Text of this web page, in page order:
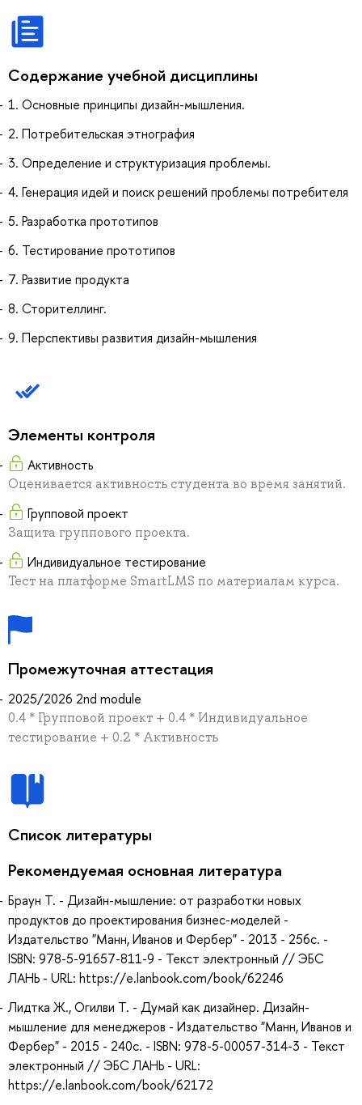
Содержание учебной дисциплины
1. Основные принципы дизайн-мышления.
2. Потребительская этнография
3. Определение и структуризация проблемы.
4. Генерация идей и поиск решений проблемы потребителя
5. Разработка прототипов
6. Тестирование прототипов
7. Развитие продукта
8. Сторителлинг.
9. Перспективы развития дизайн-мышления
Элементы контроля
Активность
Оценивается активность студента во время занятий.
Групповой проект
Защита группового проекта.
Индивидуальное тестирование
Тест на платформе SmartLMS по материалам курса.
Промежуточная аттестация
2025/2026 2nd module
0.4 * Групповой проект + 0.4 * Индивидуальное
тестирование + 0.2 * Активность
Список литературы
Рекомендуемая основная литература
Браун Т. - Дизайн-мышление: от разработки новых
продуктов до проектирования бизнес-моделей -
Издательство "Манн, Иванов и Фербер" - 2013 - 256с. -
ISBN: 978-5-91657-811-9 - Текст электронный // ЭБС
ЛАНЬ - URL: https://e.lanbook.com/book/62246
Лидтка Ж., Огилви Т. - Думай как дизайнер. Дизайн-
мышление для менеджеров - Издательство "Манн, Иванов и
Фербер" - 2015 - 240с. - ISBN: 978-5-00057-314-3 - Текст
электронный // ЭБС ЛАНЬ - URL:
https://e.lanbook.com/book/62172